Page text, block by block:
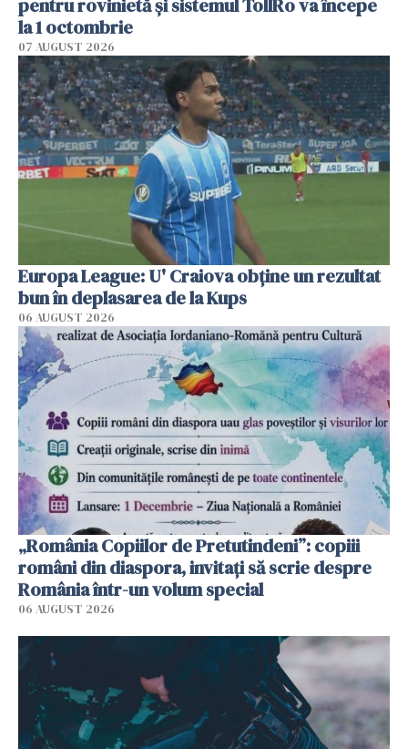
pentru rovinietă şi sistemul TollRo va începe
la 1 octombrie
07 AUGUST 2026
Europa League: U' Craiova obține un rezultat
bun în deplasarea de la Kups
06 AUGUST 2026
„România Copiilor de Pretutindeni”: copiii
români din diaspora, invitați să scrie despre
România într-un volum special
06 AUGUST 2026